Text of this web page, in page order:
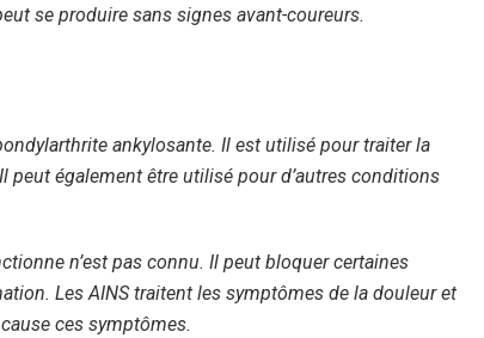
se produire sans signes avant-coureurs.
ankylosante. Il est utilisé pour traiter la
également être utilisé pour d’autres conditions
n’est pas connu. Il peut bloquer certaines
Les AINS traitent les symptômes de la douleur et
ces symptômes.